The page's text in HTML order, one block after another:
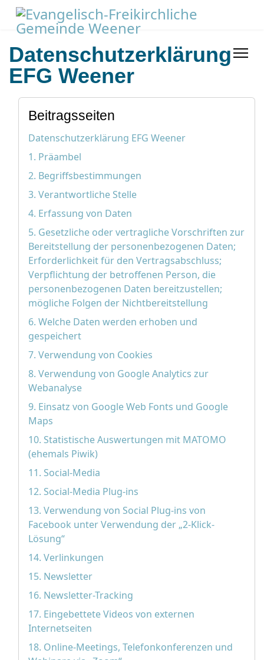
Datenschutzerklärung
EFG Weener
Beitragsseiten
Datenschutzerklärung EFG Weener
1. Präambel
2. Begriffsbestimmungen
3. Verantwortliche Stelle
4. Erfassung von Daten
5. Gesetzliche oder vertragliche Vorschriften zur
Bereitstellung der personenbezogenen Daten;
Erforderlichkeit für den Vertragsabschluss;
Verpflichtung der betroffenen Person, die
personenbezogenen Daten bereitzustellen;
mögliche Folgen der Nichtbereitstellung
6. Welche Daten werden erhoben und
gespeichert
7. Verwendung von Cookies
8. Verwendung von Google Analytics zur
Webanalyse
9. Einsatz von Google Web Fonts und Google
Maps
10. Statistische Auswertungen mit MATOMO
(ehemals Piwik)
11. Social-Media
12. Social-Media Plug-ins
13. Verwendung von Social Plug-ins von
Facebook unter Verwendung der „2-Klick-
Lösung“
14. Verlinkungen
15. Newsletter
16. Newsletter-Tracking
17. Eingebettete Videos von externen
Internetseiten
18. Online-Meetings, Telefonkonferenzen und